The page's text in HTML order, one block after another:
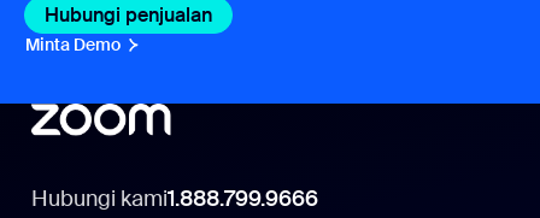
Hubungi penjualan Hubungi penjualan
Minta Demo Minta Demo
Hubungi kami1.888.799.9666